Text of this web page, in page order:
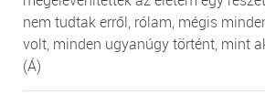
nem tudtak erről, rólam, mégis
volt, minden ugyanúgy történt, mint
(Á)